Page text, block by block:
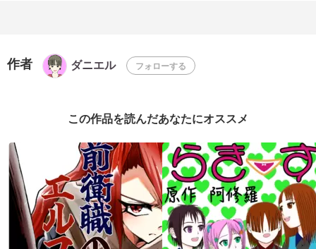
作者 ダニエル フォローする
この作品を読んだあなたにオススメ